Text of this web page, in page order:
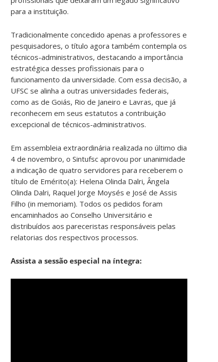
para a instituição.
Tradicionalmente concedido apenas a professores e
pesquisadores, o título agora também contempla os
técnicos-administrativos, destacando a importância
estratégica desses profissionais para o
funcionamento da universidade. Com essa decisão, a
UFSC se alinha a outras universidades federais,
como as de Goiás, Rio de Janeiro e Lavras, que já
reconhecem em seus estatutos a contribuição
excepcional de técnicos-administrativos.
Em assembleia extraordinária realizada no último dia
4 de novembro, o Sintufsc aprovou por unanimidade
a indicação de quatro servidores para receberem o
título de Emérito(a): Helena Olinda Dalri, Ângela
Olinda Dalri, Raquel Jorge Moysés e José de Assis
Filho (in memoriam). Todos os pedidos foram
encaminhados ao Conselho Universitário e
distribuídos aos pareceristas responsáveis pelas
relatorias dos respectivos processos.
Assista a sessão especial na íntegra: